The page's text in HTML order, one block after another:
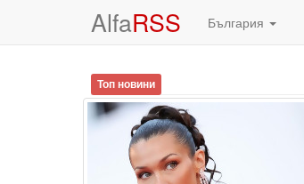
AlfaRSS България
Топ новини